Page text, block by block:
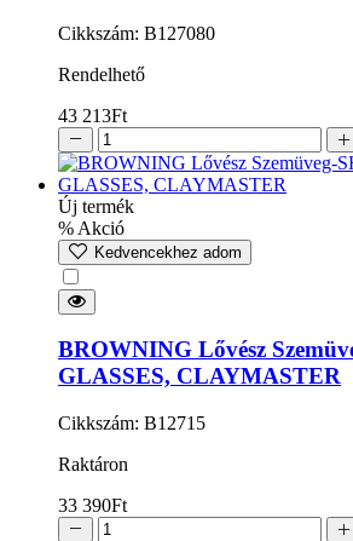
Cikkszám: B127080
Rendelhető
43 213Ft
Új termék
% Akció
Kedvencekhez adom
BROWNING Lővész
GLASSES, CLAYMASTER
Cikkszám: B12715
Raktáron
33 390Ft